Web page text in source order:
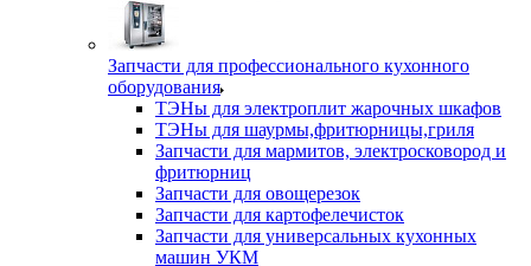
Запчасти для профессионального кухонного
оборудования
ТЭНы для электроплит жарочных шкафов
ТЭНы для шаурмы,фритюрницы,гриля
Запчасти для мармитов, электросковород и
фритюрниц
Запчасти для овощерезок
Запчасти для картофелечисток
Запчасти для универсальных кухонных
машин УКМ